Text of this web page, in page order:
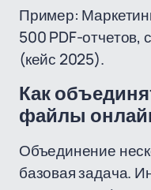
Пример:
500 PDF-
(кейс 2025).
Как
файлы
Объединение
базовая задача.